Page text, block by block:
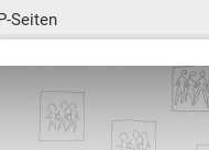
Seiten